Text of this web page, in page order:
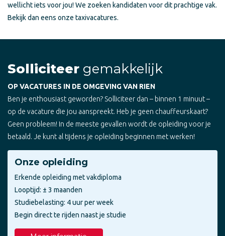
wellicht iets voor jou! We zoeken kandidaten voor dit prachtige vak.
Bekijk dan eens onze taxivacatures.
Solliciteer gemakkelijk
OP VACATURES IN DE OMGEVING VAN RIEN
Ben je enthousiast geworden? Solliciteer dan – binnen 1 minuut –
op de vacature die jou aanspreekt. Heb je geen chauffeurskaart?
Geen probleem! In de meeste gevallen wordt de opleiding voor je
betaald. Je kunt al tijdens je opleiding beginnen met werken!
Onze opleiding
Erkende opleiding met vakdiploma
Looptijd: ± 3 maanden
Studiebelasting: 4 uur per week
Begin direct te rijden naast je studie